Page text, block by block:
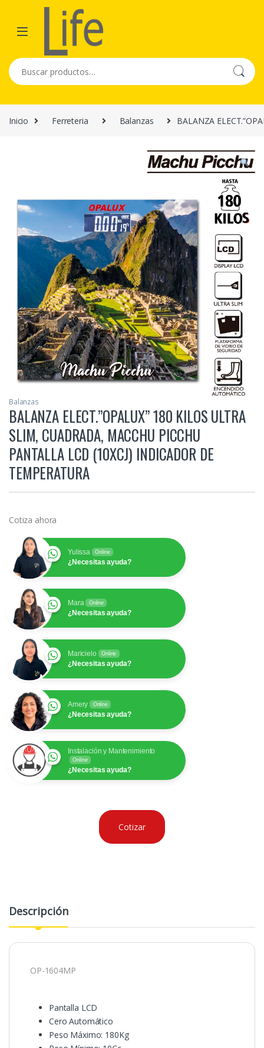
Skip to navigation
Skip to content
Buscar por:
Inicio Ferreteria Balanzas BALANZA
Balanzas
BALANZA ELECT.”OPALUX” 180 KILOS ULTRA
SLIM, CUADRADA, MACCHU PICCHU
PANTALLA LCD (10XCJ) INDICADOR DE
TEMPERATURA
Cotiza ahora
Yulissa Online
¿Necesitas ayuda?
Mara Online
¿Necesitas ayuda?
Maricielo Online
¿Necesitas ayuda?
Amery Online
¿Necesitas ayuda?
Instalación y Mantenimiento
Online
¿Necesitas ayuda?
Cotizar
Descripción
OP-1604MP
Pantalla LCD
Cero Automático
Peso Máximo: 180Kg